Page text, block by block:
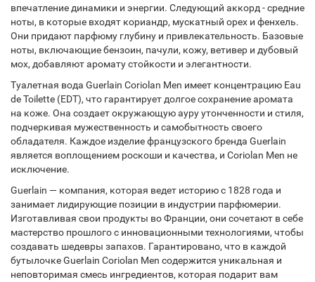
впечатление динамики и энергии. Следующий аккорд - средние
ноты, в которые входят кориандр, мускатный орех и фенхель.
Они придают парфюму глубину и привлекательность. Базовые
ноты, включающие бензоин, пачули, кожу, ветивер и дубовый
мох, добавляют аромату стойкости и элегантности.
Туалетная вода Guerlain Coriolan Men имеет концентрацию Eau
de Toilette (EDT), что гарантирует долгое сохранение аромата
на коже. Она создает окружающую ауру утонченности и стиля,
подчеркивая мужественность и самобытность своего
обладателя. Каждое изделие французского бренда Guerlain
является воплощением роскоши и качества, и Coriolan Men не
исключение.
Guerlain — компания, которая ведет историю с 1828 года и
занимает лидирующие позиции в индустрии парфюмерии.
Изготавливая свои продукты во Франции, они сочетают в себе
мастерство прошлого с инновационными технологиями, чтобы
создавать шедевры запахов. Гарантировано, что в каждой
бутылочке Guerlain Coriolan Men содержится уникальная и
неповторимая смесь ингредиентов, которая подарит вам